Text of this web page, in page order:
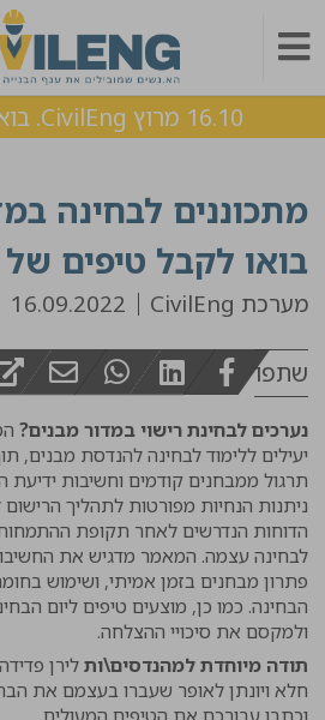
16.10 מרוץ CivilEng. בואו להירשם >>
מתכוננים לבחינה
בואו לקבל טיפים
מערכת CivilEng 16.09.2022
שתפו
נערכים לבחינת רישוי במדור מבנים?
יעילים ללימוד לבחינה להנדסת מבנים,
תרגול ממבחנים קודמים וחשיבות ידיעת
ניתנות הנחיות מפורטות לתהליך
הדוחות הנדרשים לאחר תקופת
לבחינה עצמה. המאמר מדגיש את
פתרון מבחנים בזמן אמיתי, ושימוש
הבחינה. כמו כן, מוצעים טיפים ליום
ולמקסם את סיכויי ההצלחה.
תודה מיוחדת למהנדסים\ות לירן
חלא ויונתן לאופר שעברו בעצמם את